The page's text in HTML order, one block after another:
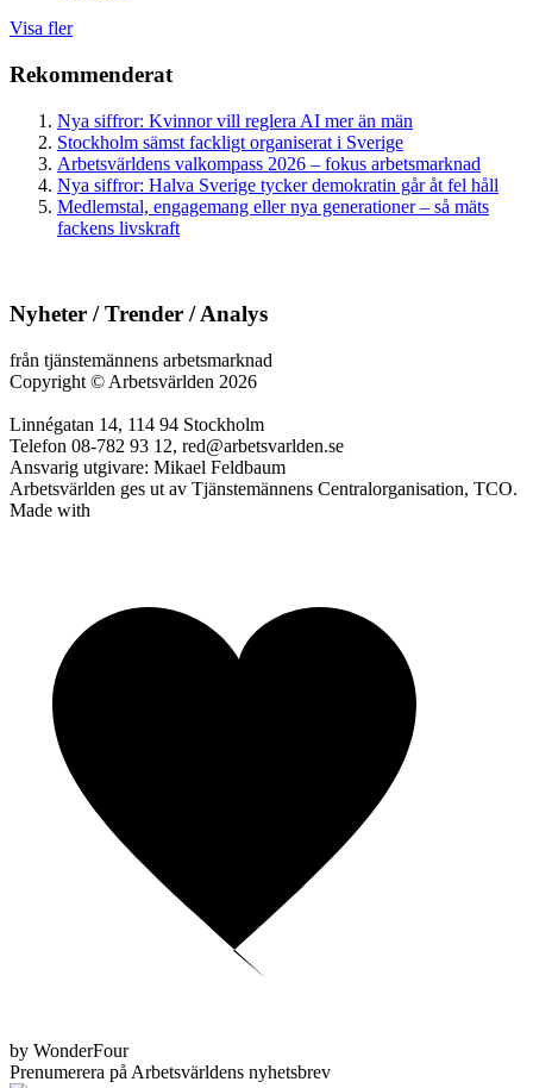
Visa fler
Rekommenderat
Nya siffror: Kvinnor vill reglera AI mer än män
Stockholm sämst fackligt organiserat i Sverige
Arbetsvärldens valkompass 2026 – fokus arbetsmarknad
Nya siffror: Halva Sverige tycker demokratin går åt fel håll
Medlemstal, engagemang eller nya generationer – så mäts
fackens livskraft
Nyheter / Trender / Analys
från tjänstemännens arbetsmarknad
Copyright © Arbetsvärlden 2026
Linnégatan 14, 114 94 Stockholm
Telefon 08-782 93 12, red@arbetsvarlden.se
Ansvarig utgivare: Mikael Feldbaum
Arbetsvärlden ges ut av Tjänstemännens Centralorganisation, TCO.
Made with
by WonderFour
Prenumerera på Arbetsvärldens nyhetsbrev